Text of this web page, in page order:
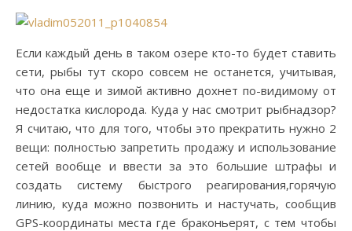
Если каждый день в таком озере кто-то будет ставить
сети, рыбы тут скоро совсем не останется, учитывая,
что она еще и зимой активно дохнет по-видимому от
недостатка кислорода. Куда у нас смотрит рыбнадзор?
Я считаю, что для того, чтобы это прекратить нужно 2
вещи: полностью запретить продажу и использование
сетей вообще и ввести за это большие штрафы и
создать систему быстрого реагирования,горячую
линию, куда можно позвонить и настучать, сообщив
GPS-координаты места где браконьерят, с тем чтобы